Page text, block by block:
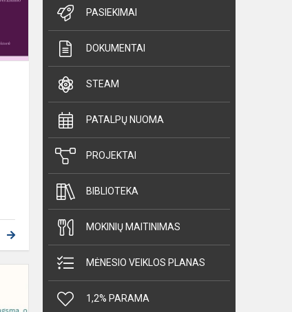
Mokinių
sveikinimas
PASIEKIMAI
DOKUMENTAI
STEAM
PATALPŲ NUOMA
PROJEKTAI
BIBLIOTEKA
MOKINIŲ MAITINIMAS
MĖNESIO VEIKLOS PLANAS
1,2% PARAMA